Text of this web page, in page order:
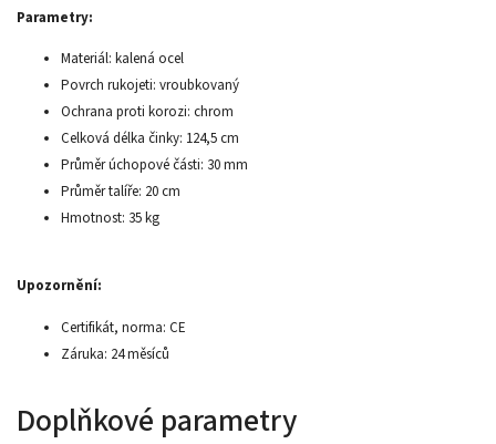
Parametry:
Materiál: kalená ocel
Povrch rukojeti: vroubkovaný
Ochrana proti korozi: chrom
Celková délka činky: 124,5 cm
Průměr úchopové části: 30 mm
Průměr talíře: 20 cm
Hmotnost: 35 kg
Upozornění:
Certifikát, norma: CE
Záruka: 24 měsíců
Doplňkové parametry